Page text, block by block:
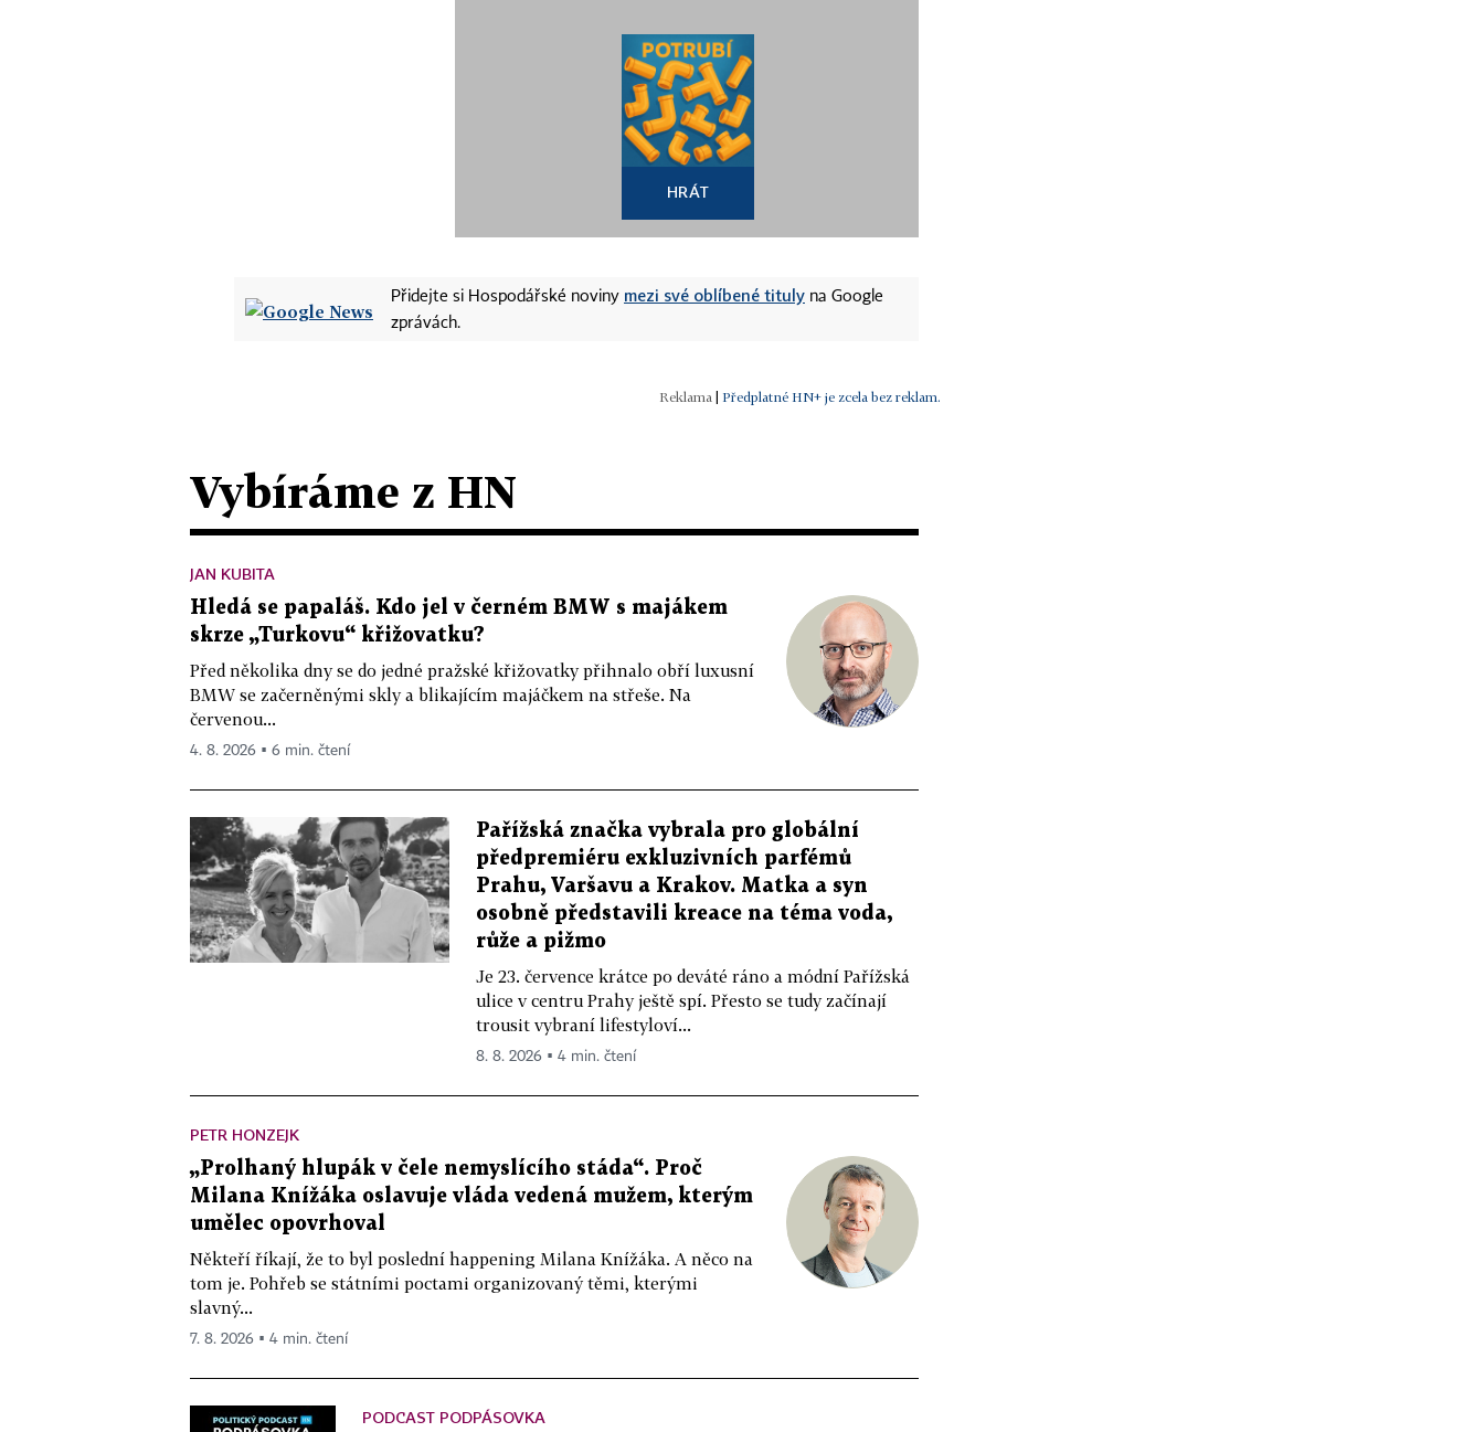
HRÁT
Přidejte si Hospodářské noviny mezi své oblíbené tituly na Google
zprávách.
| Předplatné HN+ je zcela bez reklam.
Vybíráme z HN
JAN KUBITA
Hledá se papaláš. Kdo jel v černém BMW s majákem
skrze „Turkovu“ křižovatku?
Před několika dny se do jedné pražské křižovatky přihnalo obří luxusní
BMW se začerněnými skly a blikajícím majáčkem na střeše. Na
červenou...
4. 8. 2026 ▪ 6 min. čtení
Pařížská značka vybrala pro globální
předpremiéru exkluzivních parfémů
Prahu, Varšavu a Krakov. Matka a syn
osobně představili kreace na téma voda,
růže a pižmo
Je 23. července krátce po deváté ráno a módní Pařížská
ulice v centru Prahy ještě spí. Přesto se tudy začínají
trousit vybraní lifestyloví...
8. 8. 2026 ▪ 4 min. čtení
PETR HONZEJK
„Prolhaný hlupák v čele nemyslícího stáda“. Proč
Milana Knížáka oslavuje vláda vedená mužem, kterým
umělec opovrhoval
Někteří říkají, že to byl poslední happening Milana Knížáka. A něco na
tom je. Pohřeb se státními poctami organizovaný těmi, kterými
slavný...
7. 8. 2026 ▪ 4 min. čtení
PODCAST PODPÁSOVKA